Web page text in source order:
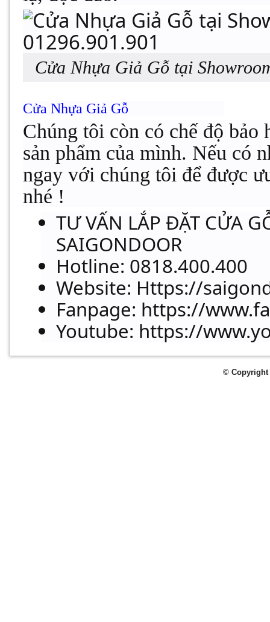
Cửa Nhựa Giả Gỗ tại
Cửa Nhựa Giả Gỗ
Chúng tôi còn có chế độ bảo
sản phẩm của mình. Nếu có
ngay với chúng tôi để được
nhé !
TƯ VẤN LẮP ĐẶT CỬA
SAIGONDOOR
Hotline: 0818.400.400
Website: Https://
Fanpage: https://
Youtube: https://
© Copyright